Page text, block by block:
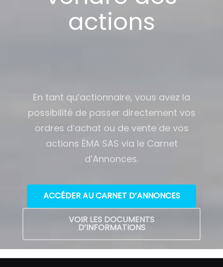
actions
En tant qu’actionnaire, vous avez la
possibilité de passer directement vos
ordres d’achat ou de vente de vos
actions ÉMA SAS via le Carnet
d’Annonces.
ACCÉDER AU CARNET D’ANNONCES
VOIR LES DOCUMENTS
D’INFORMATIONS